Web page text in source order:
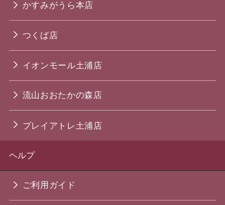
かすみがうら本店
つくば店
イオンモール土浦店
流山おおたかの森店
プレイアトレ土浦店
ヘルプ
ご利用ガイド